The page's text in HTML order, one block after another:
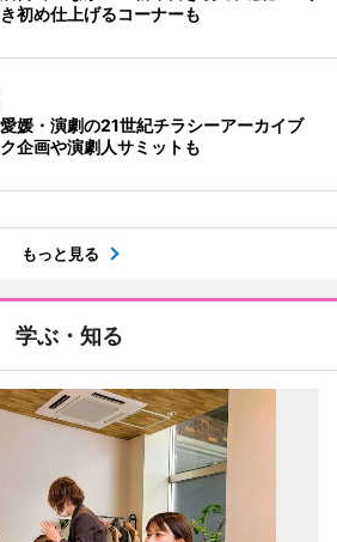
初め仕上げるコーナーも
媛・演劇の21世紀チラシーアーカイブ
企画や演劇人サミットも
もっと見る
学ぶ・知る